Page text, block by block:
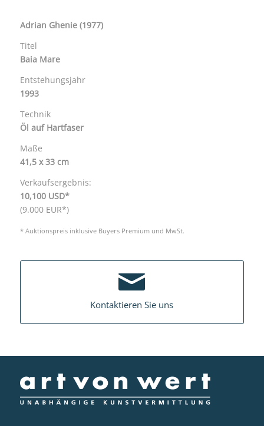
Adrian Ghenie(1977)
Titel
Baia Mare
Entstehungsjahr
1993
Technik
Öl auf Hartfaser
Maße
41,5 x 33 cm
Verkaufsergebnis:
10,100 USD*
(9.000 EUR*)
* Auktionspreis inklusive Buyers Premium und MwSt.
Kontaktieren Sie uns